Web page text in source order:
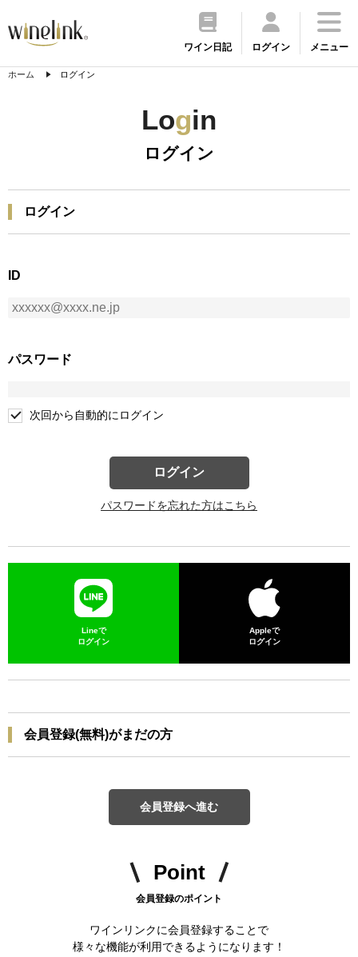
ワイン日記 ログイン メニュー
ホーム ログイン
Login
ログイン
ログイン
ID
パスワード
次回から自動的にログイン
ログイン
パスワードを忘れた方はこちら
Lineで
ログイン
Appleで
ログイン
会員登録(無料)がまだの方
会員登録へ進む
Point
会員登録のポイント
ワインリンクに会員登録することで
様々な機能が利用できるようになります！